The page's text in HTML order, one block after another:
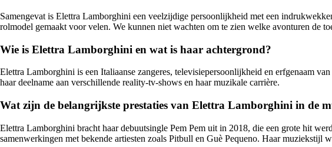
Samengevat is Elettra Lamborghini een veelzijdige persoonlijkheid met een
rolmodel gemaakt voor velen. We kunnen niet wachten om te zien welke avonturen de
Wie is Elettra Lamborghini en wat is haar achtergrond?
Elettra Lamborghini is een Italiaanse zangeres, televisiepersoonlijkheid en erfgenaam
haar deelname aan verschillende reality-tv-shows en haar muzikale carrière.
Wat zijn de belangrijkste prestaties van Elettra Lamborghini in de
Elettra Lamborghini bracht haar debuutsingle Pem Pem uit in 2018, die een grote hit
samenwerkingen met bekende artiesten zoals Pitbull en Guè Pequeno. Haar muziekstijl